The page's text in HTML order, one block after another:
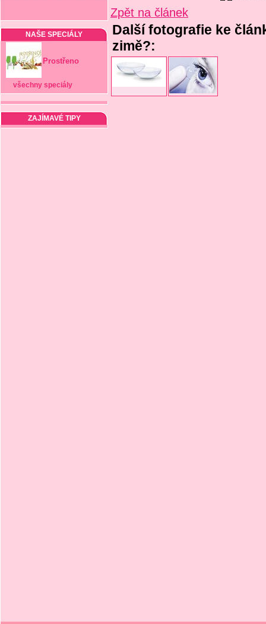
NAŠE SPECIÁLY
Prostřeno
všechny speciály
ZAJÍMAVÉ TIPY
Zpět na článek
Další fotografie ke
zimě?: